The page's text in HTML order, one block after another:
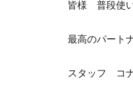
皆様 普段使
最高のパート
スタッフ コ